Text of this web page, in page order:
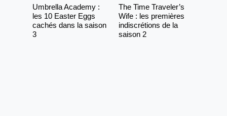
Umbrella Academy :
les 10 Easter Eggs
cachés dans la saison
3
The Time Traveler’s
Wife : les premières
indiscrétions de la
saison 2